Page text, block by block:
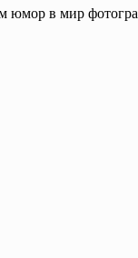
юмор в мир